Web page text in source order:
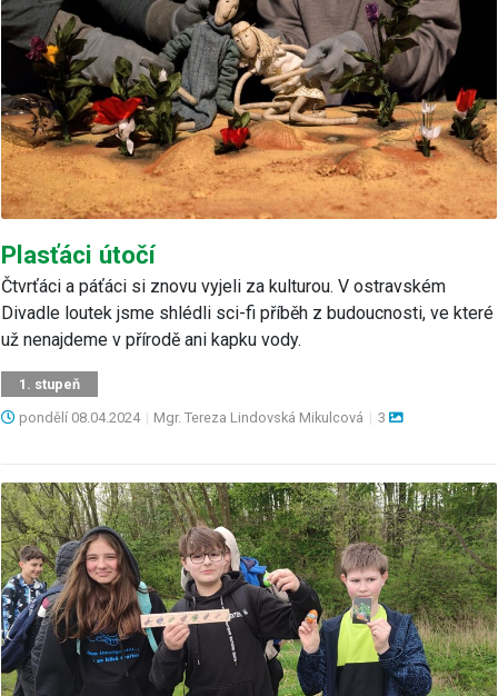
Plasťáci útočí
Čtvrťáci a páťáci si znovu vyjeli za kulturou. V ostravském
Divadle loutek jsme shlédli sci-fi příběh z budoucnosti, ve které
už nenajdeme v přírodě ani kapku vody.
1. stupeň
pondělí 08.04.2024 | Mgr. Tereza Lindovská Mikulcová | 3